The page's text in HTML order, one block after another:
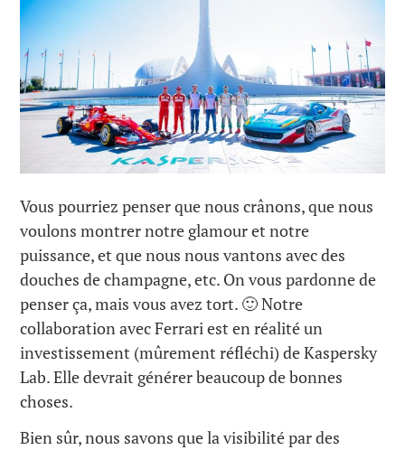
Vous pourriez penser que nous crânons, que nous
voulons montrer notre glamour et notre
puissance, et que nous nous vantons avec des
douches de champagne, etc. On vous pardonne de
penser ça, mais vous avez tort. 🙂 Notre
collaboration avec Ferrari est en réalité un
investissement (mûrement réfléchi) de Kaspersky
Lab. Elle devrait générer beaucoup de bonnes
choses.
Bien sûr, nous savons que la visibilité par des